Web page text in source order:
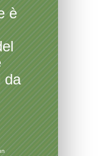
è
da